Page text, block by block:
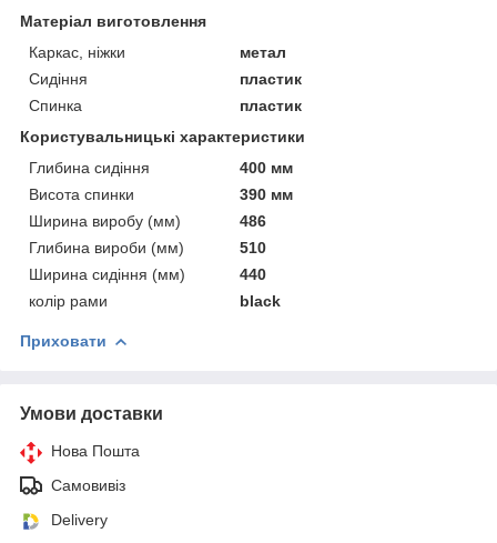
Матеріал виготовлення
Каркас, ніжки
метал
Сидіння
пластик
Спинка
пластик
Користувальницькі характеристики
Глибина сидіння
400 мм
Висота спинки
390 мм
Ширина виробу (мм)
486
Глибина вироби (мм)
510
Ширина сидіння (мм)
440
колір рами
black
Приховати
Умови доставки
Нова Пошта
Самовивіз
Delivery